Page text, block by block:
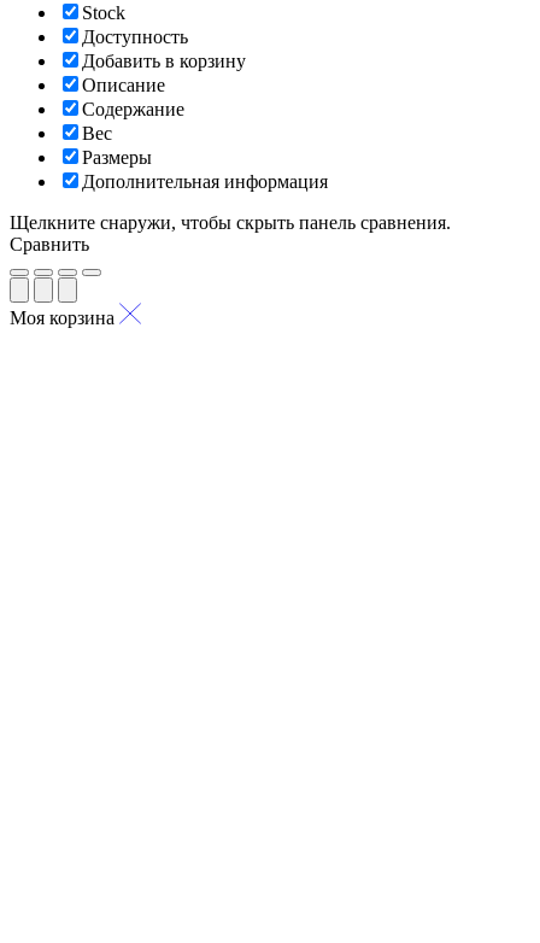
Stock
Доступность
Добавить в корзину
Описание
Содержание
Вес
Размеры
Дополнительная информация
Щелкните снаружи, чтобы скрыть панель сравнения.
Сравнить
Моя корзина